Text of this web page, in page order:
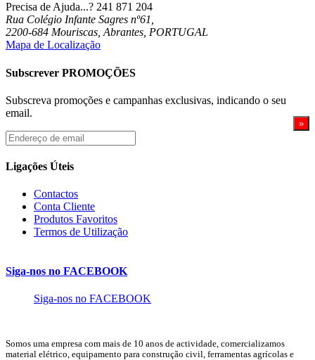
Precisa de Ajuda...? 241 871 204
Rua Colégio Infante Sagres nº61,
2200-684 Mouriscas, Abrantes, PORTUGAL
Mapa de Localização
Subscrever PROMOÇÕES
Subscreva promoções e campanhas exclusivas, indicando o seu
email.
Endereço
de
email
Ligações Úteis
Contactos
Conta Cliente
Produtos Favoritos
Termos de Utilização
Siga-nos no FACEBOOK
Siga-nos no FACEBOOK
Somos uma empresa com mais de 10 anos de actividade, comercializamos
material elétrico, equipamento para construção civil, ferramentas agrícolas e